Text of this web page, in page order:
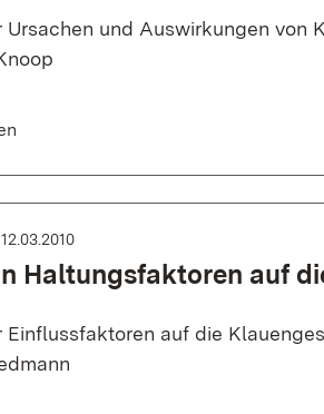
und Auswirkungen von
Haltungsfaktoren auf
auf die